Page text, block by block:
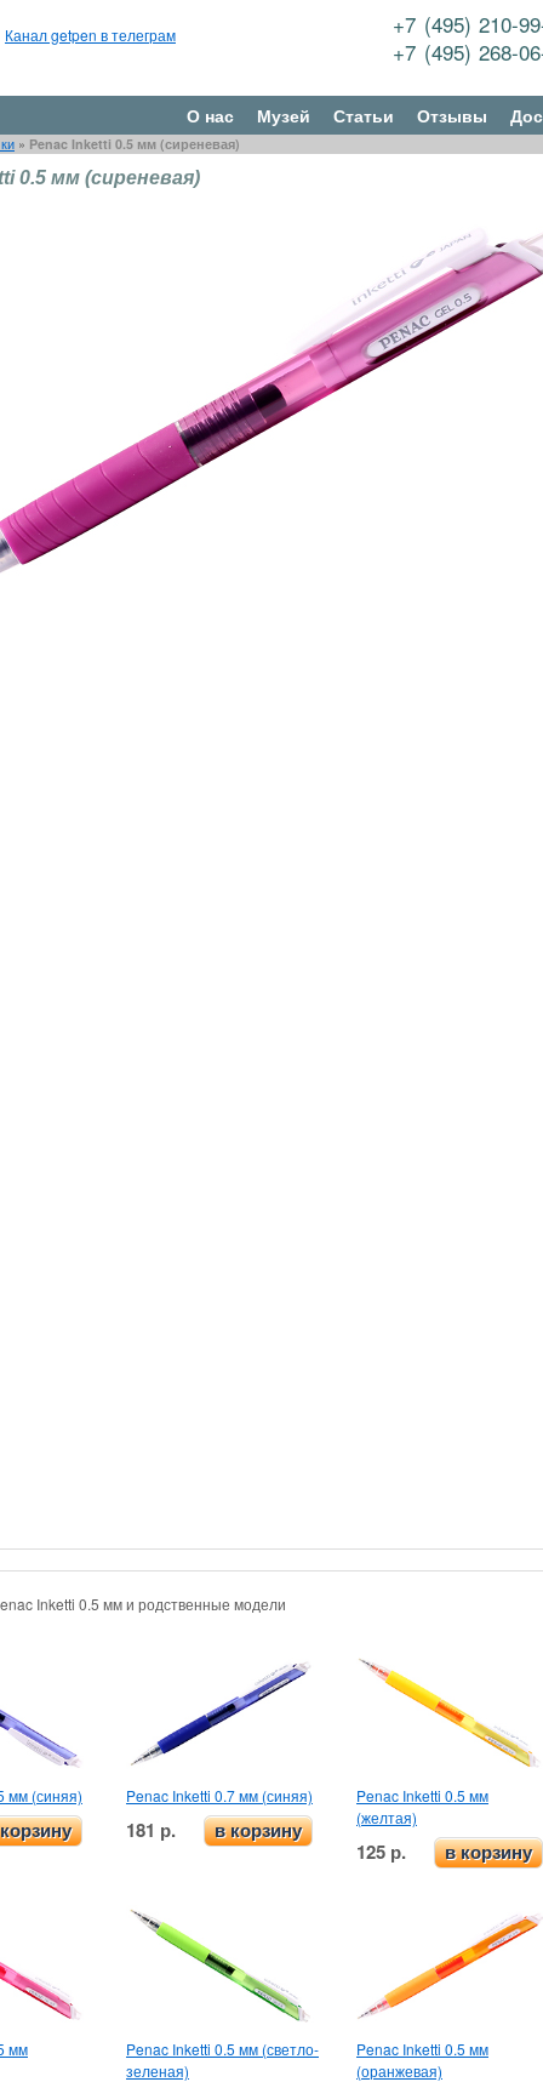
Канал getpen в телеграм
+7 (495) 210-
+7 (495) 268-
О нас Музей Статьи Отзывы
» Penac Inketti 0.5 мм (сиреневая)
0.5 мм (сиреневая)
Inketti 0.5 мм и родственные модели
мм (синяя)
Penac Inketti 0.7 мм (синяя)
181 р. в корзину
Penac Inketti 0.5 мм
(желтая)
125 р. в корзину
мм
Penac Inketti 0.5 мм (светло-
зеленая)
Penac Inketti 0.5 мм
(оранжевая)